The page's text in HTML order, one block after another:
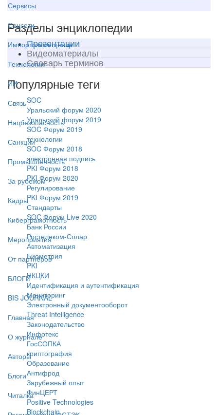
Сервисы
Соцсети
Импортозамещение
Технологии
ИИ
Связь
Нацбезопасность
Санкции
Промышленность
За рубежом
Кадры
Киберграмотность
Мероприятия
От партнёров
БЛОГИ
BIS JOURNAL
Главная
О журнале
Авторы
Блоги
Читалка
Разделы энциклопедии
Презентации
Видеоматериалы
Словарь терминов
Популярные теги
SOC
Уральский форум 2020
Уральский форум 2019
SOC Форум 2019
технологии
SOC Форум 2018
электронная подпись
PKI Форум 2018
PKI Форум 2020
Регулирование
PKI Форум 2019
Стандарты
SOC Форум Live 2020
Банк России
Ростелеком-Солар
Автоматизация
Биометрия
PKI
НКЦКИ
Идентификация и аутентификация
Мониторинг
Электронный документооборот
Threat Intelligence
Законодательство
Инфотекс
ГосСОПКА
криптография
Образование
Антифрод
Зарубежный опыт
ФинЦЕРТ
Positive Technologies
Blockchain